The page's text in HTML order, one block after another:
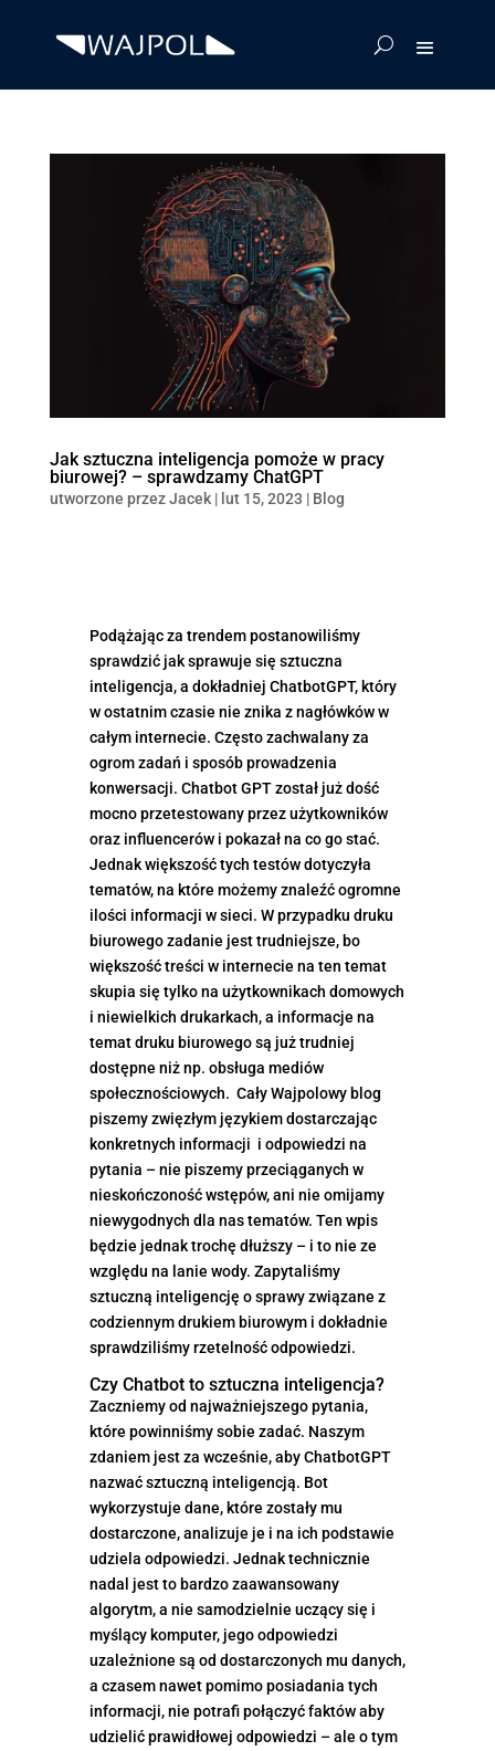
Jak sztuczna inteligencja pomoże w pracy
biurowej? – sprawdzamy ChatGPT
utworzone przezJacek| lut 15, 2023 | Blog
Podążając za trendem postanowiliśmy
sprawdzić jak sprawuje się sztuczna
inteligencja, a dokładniej ChatbotGPT, który
w ostatnim czasie nie znika z nagłówków w
całym internecie. Często zachwalany za
ogrom zadań i sposób prowadzenia
konwersacji. Chatbot GPT został już dość
mocno przetestowany przez użytkowników
oraz influencerów i pokazał na co go stać.
Jednak większość tych testów dotyczyła
tematów, na które możemy znaleźć ogromne
ilości informacji w sieci. W przypadku druku
biurowego zadanie jest trudniejsze, bo
większość treści w internecie na ten temat
skupia się tylko na użytkownikach domowych
i niewielkich drukarkach, a informacje na
temat druku biurowego są już trudniej
dostępne niż np. obsługa mediów
społecznościowych. Cały Wajpolowy blog
piszemy zwięzłym językiem dostarczając
konkretnych informacji i odpowiedzi na
pytania – nie piszemy przeciąganych w
nieskończoność wstępów, ani nie omijamy
niewygodnych dla nas tematów. Ten wpis
będzie jednak trochę dłuższy – i to nie ze
względu na lanie wody. Zapytaliśmy
sztuczną inteligencję o sprawy związane z
codziennym drukiem biurowym i dokładnie
sprawdziliśmy rzetelność odpowiedzi.
Czy Chatbot to sztuczna inteligencja?
Zaczniemy od najważniejszego pytania,
które powinniśmy sobie zadać. Naszym
zdaniem jest za wcześnie, aby ChatbotGPT
nazwać sztuczną inteligencją. Bot
wykorzystuje dane, które zostały mu
dostarczone, analizuje je i na ich podstawie
udziela odpowiedzi. Jednak technicznie
nadal jest to bardzo zaawansowany
algorytm, a nie samodzielnie uczący się i
myślący komputer, jego odpowiedzi
uzależnione są od dostarczonych mu danych,
a czasem nawet pomimo posiadania tych
informacji, nie potrafi połączyć faktów aby
udzielić prawidłowej odpowiedzi – ale o tym